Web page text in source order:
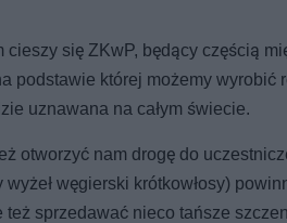
się ZKwP, będący częścią
podstawie której możemy
uznawana na całym świecie.
otworzyć nam drogę do
węgierski krótkowłosy)
sprzedawać nieco tańsze